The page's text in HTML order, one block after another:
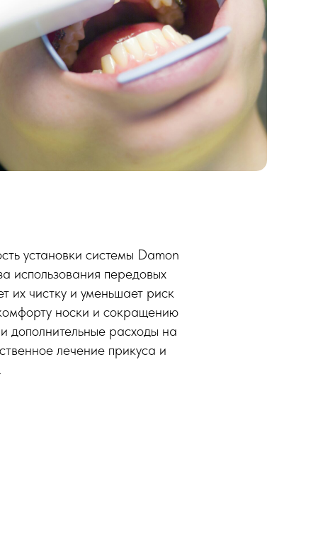
установки системы Damon
использования передовых
их чистку и уменьшает риск
носки и сокращению
дополнительные расходы на
лечение прикуса и